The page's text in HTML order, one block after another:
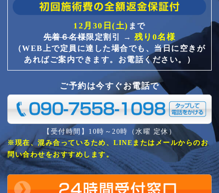
12月30日(土) まで
先着６名様限定割引 → 残り0名様
（WEB上で定員に達した場合でも、当日に空きが
あればご案内できます。お電話ください。）
ご予約は今すぐお電話で
【受付時間】10時～20時（水曜 定休）
※現在、混み合っているため、LINEまたはメールからのお
問い合わせをおすすめします。